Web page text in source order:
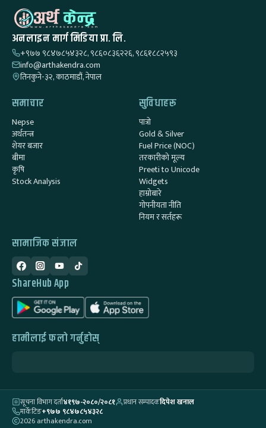
अनलाइन मार्ग मिडिया प्रा. लि.
+९७७ ९८४७८५४३२८, ९८६०८३६२२६, ९८६१८८२५९३
info@arthakendra.com
तिनकुने-३२, काठमाडौं, नेपाल
समाचार
Nepse
अर्थतन्त्र
शेयर बजार
बीमा
कृषि
Stock Analysis
सुविधाहरू
पात्रो
Gold & Silver
Fuel Price (NOC)
तरकारीको मूल्य
Preeti to Unicode
Widgets
हाम्रोबारे
गोपनीयता नीति
नियम र सर्तहरू
सामाजिक संजाल
ShareHub App
हामीलाई फलो गर्नुहोस्
सूचना विभाग दर्ता४१९७-२०८०/२०८१ प्रधान सम्पादकदिपेश खनाल
मार्केटिङ+९७७ ९८४७८५४३२८
2026 arthakendra.com